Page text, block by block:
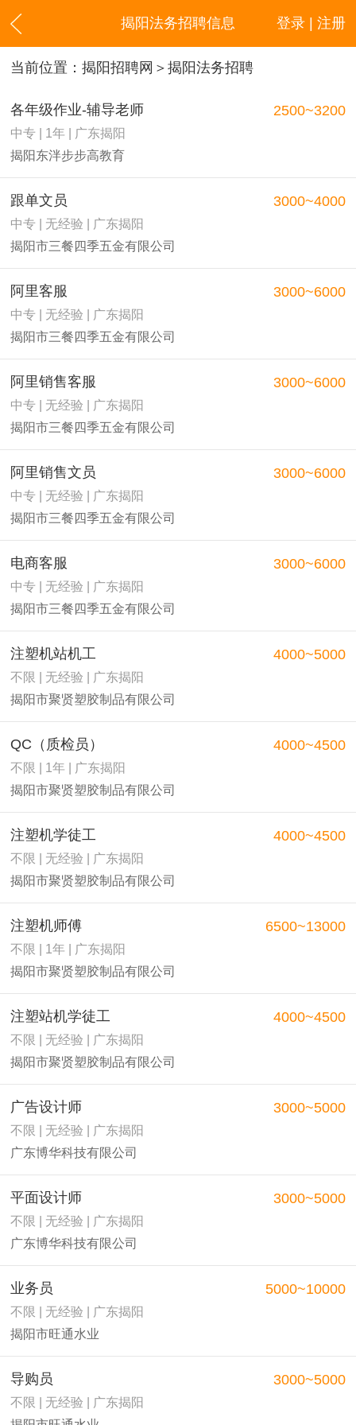
登录 | 注册
揭阳法务招聘信息
当前位置： 揭阳招聘网 ＞揭阳法务招聘
各年级作业-辅导老师
中专 | 1年 | 广东揭阳
揭阳东泮步步高教育
2500~3200
跟单文员
中专 | 无经验 | 广东揭阳
揭阳市三餐四季五金有限公司
3000~4000
阿里客服
中专 | 无经验 | 广东揭阳
揭阳市三餐四季五金有限公司
3000~6000
阿里销售客服
中专 | 无经验 | 广东揭阳
揭阳市三餐四季五金有限公司
3000~6000
阿里销售文员
中专 | 无经验 | 广东揭阳
揭阳市三餐四季五金有限公司
3000~6000
电商客服
中专 | 无经验 | 广东揭阳
揭阳市三餐四季五金有限公司
3000~6000
注塑机站机工
不限 | 无经验 | 广东揭阳
揭阳市聚贤塑胶制品有限公司
4000~5000
QC（质检员）
不限 | 1年 | 广东揭阳
揭阳市聚贤塑胶制品有限公司
4000~4500
注塑机学徒工
不限 | 无经验 | 广东揭阳
揭阳市聚贤塑胶制品有限公司
4000~4500
注塑机师傅
不限 | 1年 | 广东揭阳
揭阳市聚贤塑胶制品有限公司
6500~13000
注塑站机学徒工
不限 | 无经验 | 广东揭阳
揭阳市聚贤塑胶制品有限公司
4000~4500
广告设计师
不限 | 无经验 | 广东揭阳
广东博华科技有限公司
3000~5000
平面设计师
不限 | 无经验 | 广东揭阳
广东博华科技有限公司
3000~5000
业务员
不限 | 无经验 | 广东揭阳
揭阳市旺通水业
5000~10000
导购员
不限 | 无经验 | 广东揭阳
3000~5000